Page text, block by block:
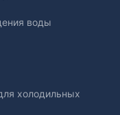
воды
холодильных